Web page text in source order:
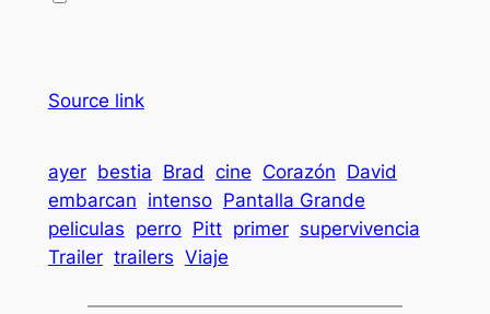
Source link
ayer bestia Brad cine Corazón David
embarcan intenso Pantalla Grande
peliculas perro Pitt primer supervivencia
Trailer trailers Viaje